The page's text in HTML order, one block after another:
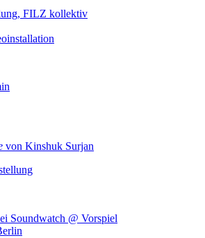
FILZ kollektiv
von Kinshuk Surjan
Soundwatch @ Vorspiel